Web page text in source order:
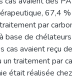
67,4
par
base de
cas avaient reçu
traitement par
était réalisée